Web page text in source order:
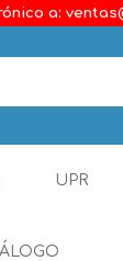
a:
UPR